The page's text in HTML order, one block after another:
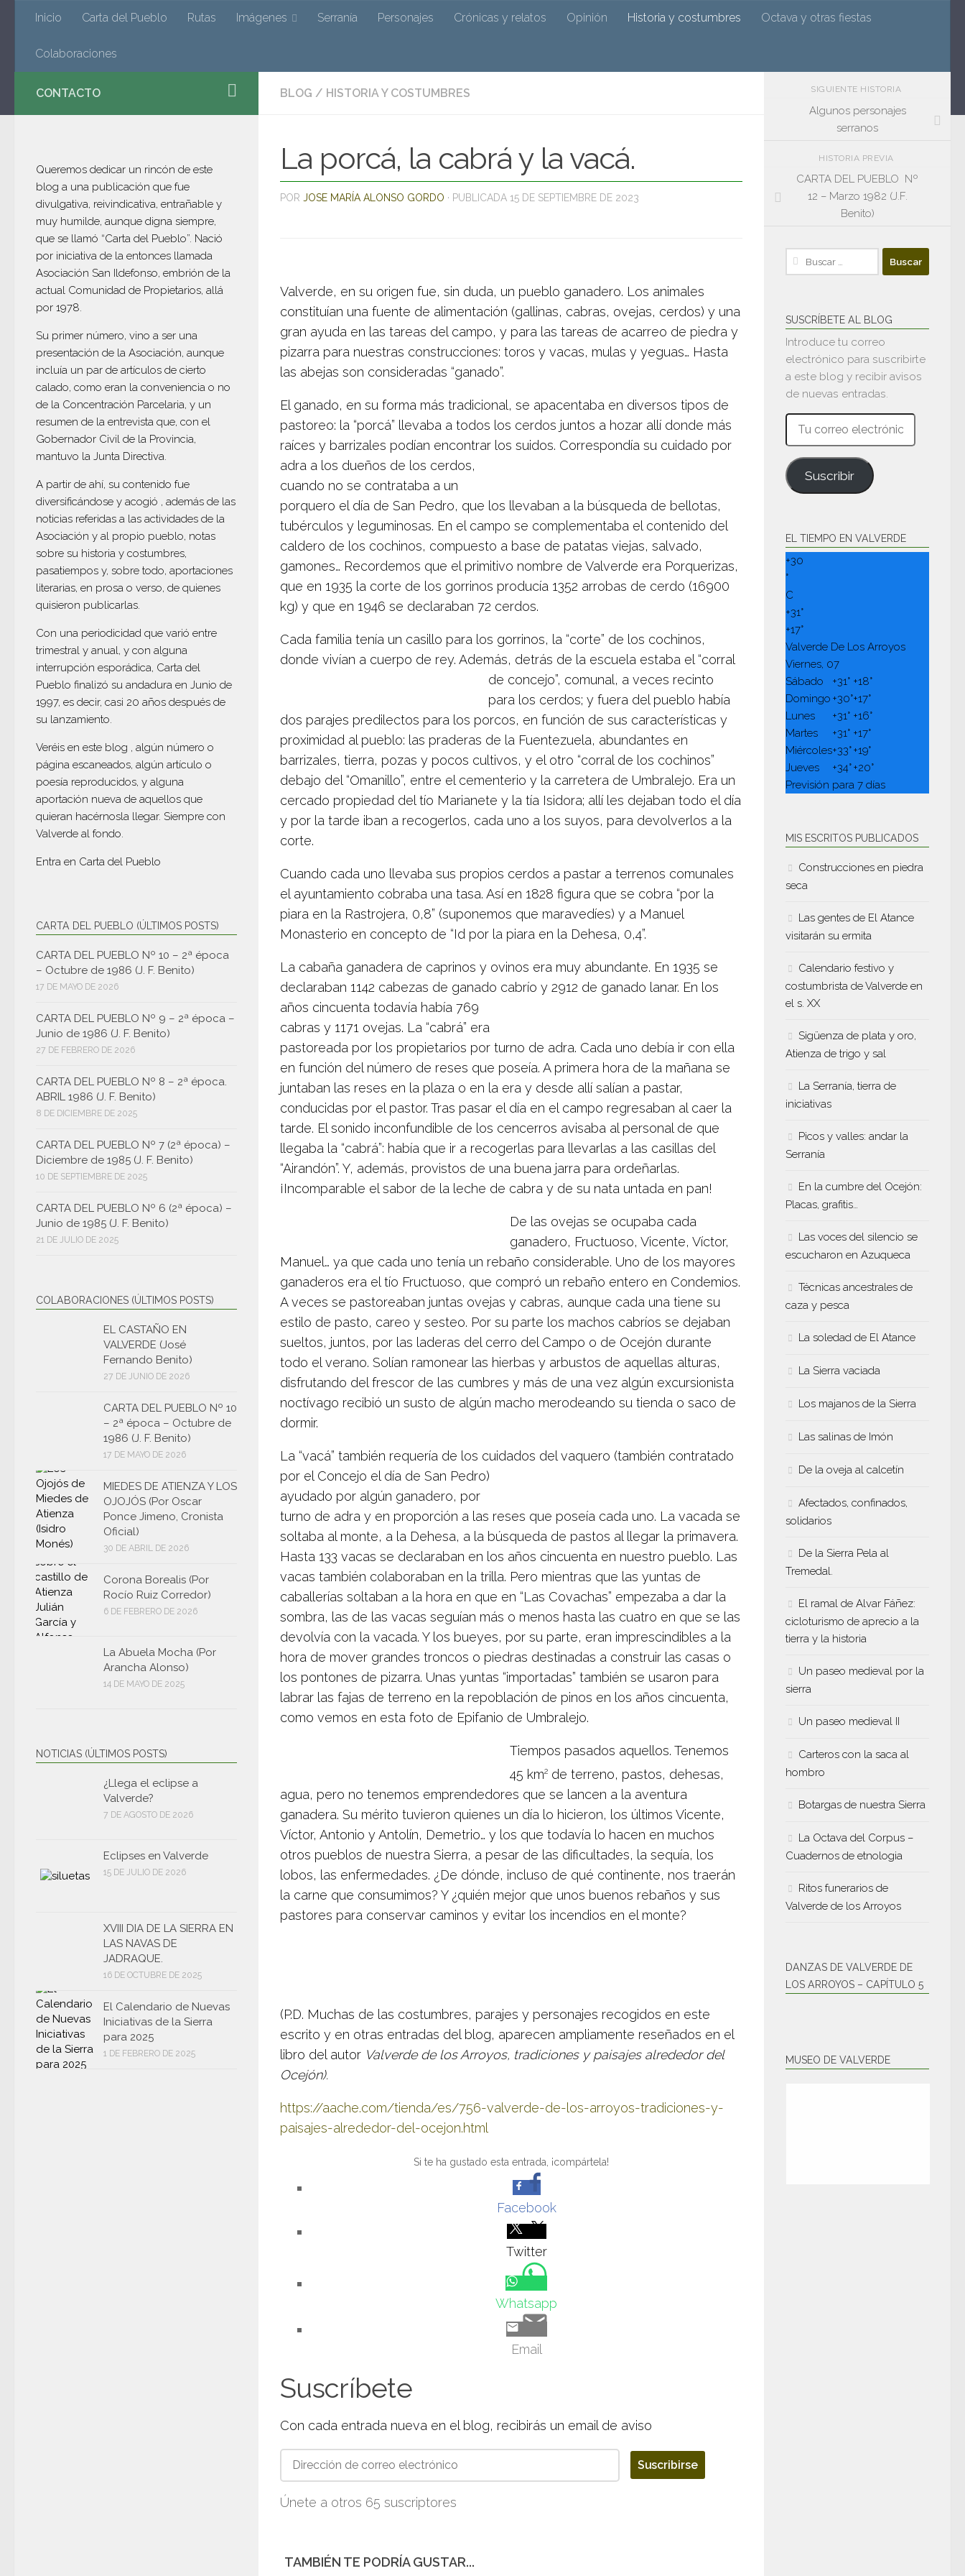
Saltar al contenido
Valverde de Ocejón
El blog de Valverde de los Arroyos por su cronista José Mª Alonso y colaboradores
Inicio Carta del Pueblo Rutas Imágenes Serranía Personajes Crónicas y relatos Opinión Historia y costumbres Octava y otras fiestas
Colaboraciones
BLOG / HISTORIA Y COSTUMBRES
La porcá, la cabrá y la vacá.
POR JOSE MARÍA ALONSO GORDO · PUBLICADA 15 DE SEPTIEMBRE DE 2023
Valverde, en su origen fue, sin duda, un pueblo ganadero. Los animales
constituían una fuente de alimentación (gallinas, cabras, ovejas, cerdos) y una
gran ayuda en las tareas del campo, y para las tareas de acarreo de piedra y
pizarra para nuestras construcciones: toros y vacas, mulas y yeguas… Hasta
las abejas son consideradas “ganado”.
El ganado, en su forma más tradicional, se apacentaba en diversos tipos de
pastoreo: la “porcá” llevaba a todos los cerdos juntos a hozar allí donde más
raíces y barrizales podían encontrar los suidos. Correspondía su cuidado por
adra a los dueños de los cerdos,
cuando no se contrataba a un
porquero el día de San Pedro, que los llevaban a la búsqueda de bellotas,
tubérculos y leguminosas. En el campo se complementaba el contenido del
caldero de los cochinos, compuesto a base de patatas viejas, salvado,
gamones… Recordemos que el primitivo nombre de Valverde era Porquerizas,
que en 1935 la corte de los gorrinos producía 1352 arrobas de cerdo (16900
kg) y que en 1946 se declaraban 72 cerdos.
Cada familia tenía un casillo para los gorrinos, la “corte” de los cochinos,
donde vivían a cuerpo de rey. Además, detrás de la escuela estaba el “corral
de concejo”, comunal, a veces recinto
para los cerdos; y fuera del pueblo había
dos parajes predilectos para los porcos, en función de sus características y
proximidad al pueblo: las praderas de la Fuentezuela, abundantes en
barrizales, tierra, pozas y pocos cultivos, y el otro “corral de los cochinos”
debajo del “Omanillo”, entre el cementerio y la carretera de Umbralejo. Era un
cercado propiedad del tío Marianete y la tía Isidora; allí les dejaban todo el día
y por la tarde iban a recogerlos, cada uno a los suyos, para devolverlos a la
corte.
Cuando cada uno llevaba sus propios cerdos a pastar a terrenos comunales
el ayuntamiento cobraba una tasa. Así en 1828 figura que se cobra “por la
piara en la Rastrojera, 0,8” (suponemos que maravedíes) y a Manuel
Monasterio en concepto de “Id por la piara en la Dehesa, 0,4”.
La cabaña ganadera de caprinos y ovinos era muy abundante. En 1935 se
declaraban 1142 cabezas de ganado cabrío y 2912 de ganado lanar. En los
años cincuenta todavía había 769
cabras y 1171 ovejas. La “cabrá” era
pastoreada por los propietarios por turno de adra. Cada uno debía ir con ella
en función del número de reses que poseía. A primera hora de la mañana se
juntaban las reses en la plaza o en la era y desde allí salían a pastar,
conducidas por el pastor. Tras pasar el día en el campo regresaban al caer la
tarde. El sonido inconfundible de los cencerros avisaba al personal de que
llegaba la “cabrá”: había que ir a recogerlas para llevarlas a las casillas del
“Airandón”. Y, además, provistos de una buena jarra para ordeñarlas.
¡Incomparable el sabor de la leche de cabra y de su nata untada en pan!
De las ovejas se ocupaba cada
ganadero, Fructuoso, Vicente, Víctor,
Manuel… ya que cada uno tenía un rebaño considerable. Uno de los mayores
ganaderos era el tío Fructuoso, que compró un rebaño entero en Condemios.
A veces se pastoreaban juntas ovejas y cabras, aunque cada una tiene su
estilo de pasto, careo y sesteo. Por su parte los machos cabríos se dejaban
sueltos, juntos, por las laderas del cerro del Campo o de Ocejón durante
todo el verano. Solían ramonear las hierbas y arbustos de aquellas alturas,
disfrutando del frescor de las cumbres y más de una vez algún excursionista
noctívago recibió un susto de algún macho merodeando su tienda o saco de
dormir.
La “vacá” también requería de los cuidados del vaquero (también contratado
por el Concejo el día de San Pedro)
ayudado por algún ganadero, por
turno de adra y en proporción a las reses que poseía cada uno. La vacada se
soltaba al monte, a la Dehesa, a la búsqueda de pastos al llegar la primavera.
Hasta 133 vacas se declaraban en los años cincuenta en nuestro pueblo. Las
vacas también colaboraban en la trilla. Pero mientras que las yuntas de
caballerías soltaban a la hora en que en “Las Covachas” empezaba a dar la
sombra, las de las vacas seguían más o menos hasta las cuatro en que se las
devolvía con la vacada. Y los bueyes, por su parte, eran imprescindibles a la
hora de mover grandes troncos o piedras destinadas a construir las casas o
los pontones de pizarra. Unas yuntas “importadas” también se usaron para
labrar las fajas de terreno en la repoblación de pinos en los años cincuenta,
como vemos en esta foto de Epifanio de Umbralejo.
Tiempos pasados aquellos. Tenemos
45 km2 de terreno, pastos, dehesas,
agua, pero no tenemos emprendedores que se lancen a la aventura
ganadera. Su mérito tuvieron quienes un día lo hicieron, los últimos Vicente,
Víctor, Antonio y Antolín, Demetrio… y los que todavía lo hacen en muchos
otros pueblos de nuestra Sierra, a pesar de las dificultades, la sequía, los
lobos, las enfermedades. ¿De dónde, incluso de qué continente, nos traerán
la carne que consumimos? Y ¿quién mejor que unos buenos rebaños y sus
pastores para conservar caminos y evitar los incendios en el monte?
(P.D. Muchas de las costumbres, parajes y personajes recogidos en este
escrito y en otras entradas del blog, aparecen ampliamente reseñados en el
libro del autor Valverde de los Arroyos, tradiciones y paisajes alrededor del
Ocejón).
https://aache.com/tienda/es/756-valverde-de-los-arroyos-tradiciones-y-
paisajes-alrededor-del-ocejon.html
Si te ha gustado esta entrada, ¡compártela!
Facebook
Twitter
Whatsapp
Email
Suscríbete
Con cada entrada nueva en el blog, recibirás un email de aviso
Dirección
de
correo
Suscribirse
Únete a otros 65 suscriptores
TAMBIÉN TE PODRÍA GUSTAR...
CONTACTO
Queremos dedicar un rincón de este
blog a una publicación que fue
divulgativa, reivindicativa, entrañable y
muy humilde, aunque digna siempre,
que se llamó “Carta del Pueblo”. Nació
por iniciativa de la entonces llamada
Asociación San Ildefonso, embrión de la
actual Comunidad de Propietarios, allá
por 1978.
Su primer número, vino a ser una
presentación de la Asociación, aunque
incluía un par de artículos de cierto
calado, como eran la conveniencia o no
de la Concentración Parcelaria, y un
resumen de la entrevista que, con el
Gobernador Civil de la Provincia,
mantuvo la Junta Directiva.
A partir de ahí, su contenido fue
diversificándose y acogió , además de las
noticias referidas a las actividades de la
Asociación y al propio pueblo, notas
sobre su historia y costumbres,
pasatiempos y, sobre todo, aportaciones
literarias, en prosa o verso, de quienes
quisieron publicarlas.
Con una periodicidad que varió entre
trimestral y anual, y con alguna
interrupción esporádica, Carta del
Pueblo finalizó su andadura en Junio de
1997, es decir, casi 20 años después de
su lanzamiento.
Veréis en este blog , algún número o
página escaneados, algún artículo o
poesía reproducidos, y alguna
aportación nueva de aquellos que
quieran hacérnosla llegar. Siempre con
Valverde al fondo.
Entra en Carta del Pueblo
CARTA DEL PUEBLO (ÚLTIMOS POSTS)
CARTA DEL PUEBLO Nº 10 – 2ª época
– Octubre de 1986 (J. F. Benito)
17 DE MAYO DE 2026
CARTA DEL PUEBLO Nº 9 – 2ª época –
Junio de 1986 (J. F. Benito)
27 DE FEBRERO DE 2026
CARTA DEL PUEBLO Nº 8 – 2ª época.
ABRIL 1986 (J. F. Benito)
8 DE DICIEMBRE DE 2025
CARTA DEL PUEBLO Nº 7 (2ª época) –
Diciembre de 1985 (J. F. Benito)
10 DE SEPTIEMBRE DE 2025
CARTA DEL PUEBLO Nº 6 (2ª época) –
Junio de 1985 (J. F. Benito)
21 DE JULIO DE 2025
COLABORACIONES (ÚLTIMOS POSTS)
EL CASTAÑO EN
VALVERDE (José
Fernando Benito)
27 DE JUNIO DE 2026
CARTA DEL PUEBLO Nº 10
– 2ª época – Octubre de
1986 (J. F. Benito)
17 DE MAYO DE 2026
MIEDES DE ATIENZA Y LOS
OJOJÓS (Por Oscar
Ponce Jimeno, Cronista
Oficial)
30 DE ABRIL DE 2026
Corona Borealis (Por
Rocío Ruiz Corredor)
6 DE FEBRERO DE 2026
La Abuela Mocha (Por
Arancha Alonso)
14 DE MAYO DE 2025
NOTICIAS (ÚLTIMOS POSTS)
¿Llega el eclipse a
Valverde?
7 DE AGOSTO DE 2026
Eclipses en Valverde
15 DE JULIO DE 2026
XVIII DIA DE LA SIERRA EN
LAS NAVAS DE
JADRAQUE.
16 DE OCTUBRE DE 2025
El Calendario de Nuevas
Iniciativas de la Sierra
para 2025
1 DE FEBRERO DE 2025
SIGUIENTE HISTORIA
Algunos personajes
serranos
HISTORIA PREVIA
CARTA DEL PUEBLO Nº
12 – Marzo 1982 (J.F.
Benito)
Buscar:
SUSCRÍBETE AL BLOG
Introduce tu correo
electrónico para suscribirte
a este blog y recibir avisos
de nuevas entradas.
electrónico
Suscribir
EL TIEMPO EN VALVERDE
+30
°
C
+31°
+17°
Valverde De Los Arroyos
Viernes, 07
Sábado
+31° +18°
Domingo +30°+17°
Lunes
+31° +16°
Martes
+31° +17°
Miércoles+33°+19°
Jueves
+34°+20°
Previsión para 7 días
MIS ESCRITOS PUBLICADOS
Construcciones en piedra
seca
Las gentes de El Atance
visitarán su ermita
Calendario festivo y
costumbrista de Valverde en
el s. XX
Sigüenza de plata y oro,
Atienza de trigo y sal
La Serranía, tierra de
iniciativas
Picos y valles: andar la
Serranía
En la cumbre del Ocejón:
Placas, grafitis…
Las voces del silencio se
escucharon en Azuqueca
Técnicas ancestrales de
caza y pesca
La soledad de El Atance
La Sierra vaciada
Los majanos de la Sierra
Las salinas de Imón
De la oveja al calcetín
Afectados, confinados,
solidarios
De la Sierra Pela al
Tremedal.
El ramal de Alvar Fáñez:
cicloturismo de aprecio a la
tierra y la historia
Un paseo medieval por la
sierra
Un paseo medieval II
Carteros con la saca al
hombro
Botargas de nuestra Sierra
La Octava del Corpus –
Cuadernos de etnologia
Ritos funerarios de
Valverde de los Arroyos
DANZAS DE VALVERDE DE
LOS ARROYOS – CAPÍTULO 5
MUSEO DE VALVERDE